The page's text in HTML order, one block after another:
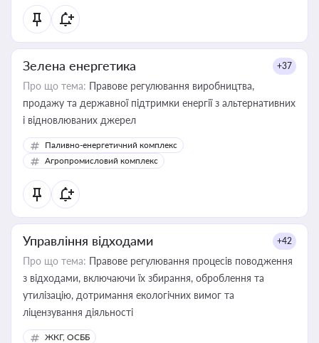
Зелена енергетика +37
Про що тема: Правове регулювання виробництва,
продажу та державної підтримки енергії з альтернативних
і відновлюваних джерел
Паливно-енергетичний комплекс
Агропромисловий комплекс
Управління відходами +42
Про що тема: Правове регулювання процесів поводження
з відходами, включаючи їх збирання, оброблення та
утилізацію, дотримання екологічних вимог та
ліцензування діяльності
ЖКГ, ОСББ